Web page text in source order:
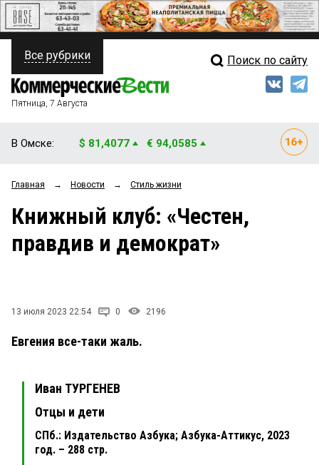
ПОЛИТИКА
ФИНАНСЫ
ОБЩЕСТВО
ЗАКОН
НОВОСТИ КОМПАНИЙ
Свежий выпуск
Рейтинги
Блоги
Все рубрики Поиск по сайту
Пятница, 7 Августа
В Омске: $ 81,4077 € 94,0585
Главная → Новости → Стиль жизни
Книжный клуб: «Честен,
правдив и демократ»
13 июля 2023 22:54 0 2196
Евгения все-таки жаль.
Иван ТУРГЕНЕВ
Отцы и дети
СПб.: Издательство Азбука; Азбука-Аттикус, 2023
год. – 288 стр.